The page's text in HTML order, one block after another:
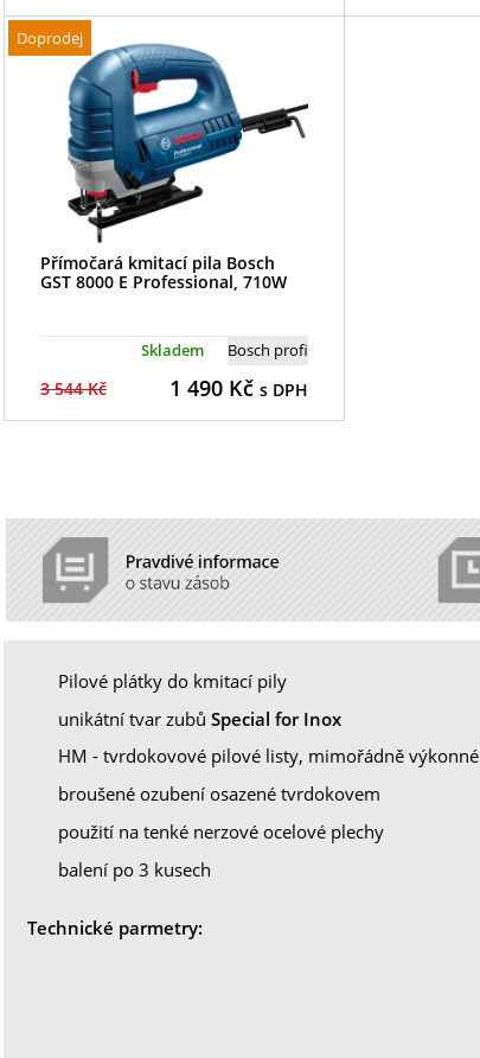
Doprodej
Přímočará kmitací pila Bosch
GST 8000 E Professional, 710W
Bosch profi
Skladem
3 544 Kč 1 490Kč s DPH
Pilové plátky do kmitací pily
unikátní tvar zubůSpecial for Inox
HM - tvrdokovové pilové listy, mimořádně výkonné
broušené ozubení osazené tvrdokovem
použití na tenké nerzové ocelové plechy
balení po 3 kusech
Technické parmetry: